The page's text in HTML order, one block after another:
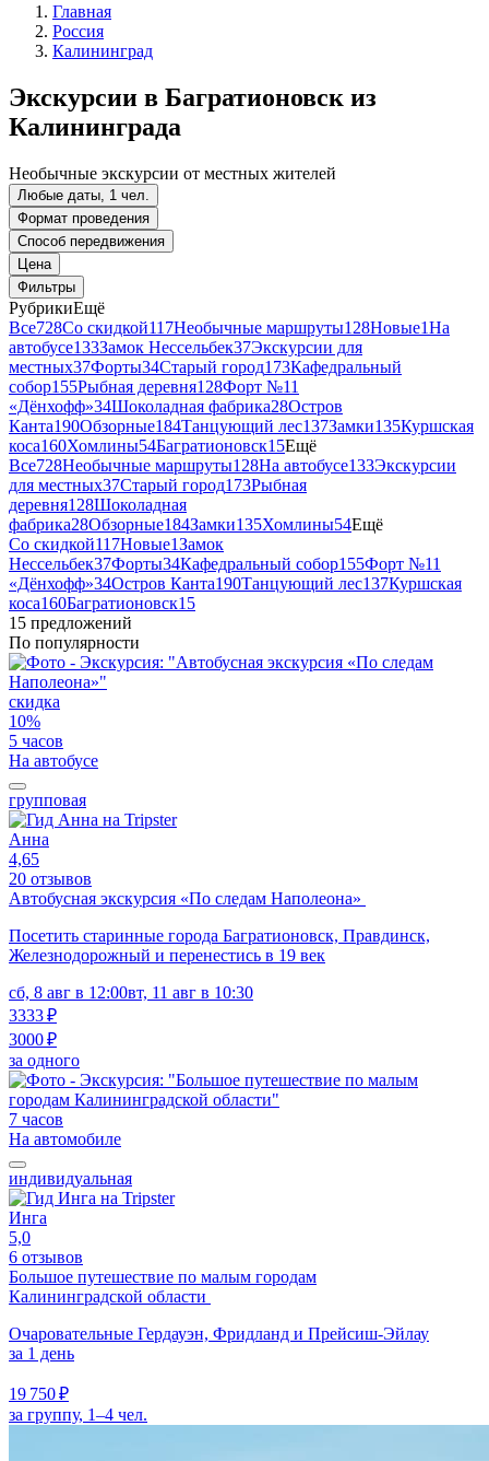
Главная
Россия
Калининград
Экскурсии в Багратионовск из
Калининграда
Необычные экскурсии от местных жителей
Любые даты, 1 чел.
Формат проведения
Способ передвижения
Цена
Фильтры
РубрикиЕщё
Все728Со скидкой117Необычные маршруты128Новые1На
автобусе133Замок Нессельбек37Экскурсии для
местных37Форты34Старый город173Кафедральный
собор155Рыбная деревня128Форт №11
«Дёнхофф»34Шоколадная фабрика28Остров
Канта190Обзорные184Танцующий лес137Замки135Куршская
коса160Хомлины54Багратионовск15Ещё
Все728Необычные маршруты128На автобусе133Экскурсии
для местных37Старый город173Рыбная
деревня128Шоколадная
фабрика28Обзорные184Замки135Хомлины54Ещё
Со скидкой117Новые1Замок
Нессельбек37Форты34Кафедральный собор155Форт №11
«Дёнхофф»34Остров Канта190Танцующий лес137Куршская
коса160Багратионовск15
15 предложений
По популярности
скидка
10%
5 часов
На автобусе
групповая
Анна
4,65
20 отзывов
Автобусная экскурсия «По следам Наполеона»
Посетить старинные города Багратионовск, Правдинск,
Железнодорожный и перенестись в 19 век
сб, 8 авг в 12:00вт, 11 авг в 10:30
3333 ₽
3000 ₽
за одного
7 часов
На автомобиле
индивидуальная
Инга
5,0
6 отзывов
Большое путешествие по малым городам
Калининградской области
Очаровательные Гердауэн, Фридланд и Прейсиш-Эйлау
за 1 день
19 750 ₽
за группу, 1–4 чел.